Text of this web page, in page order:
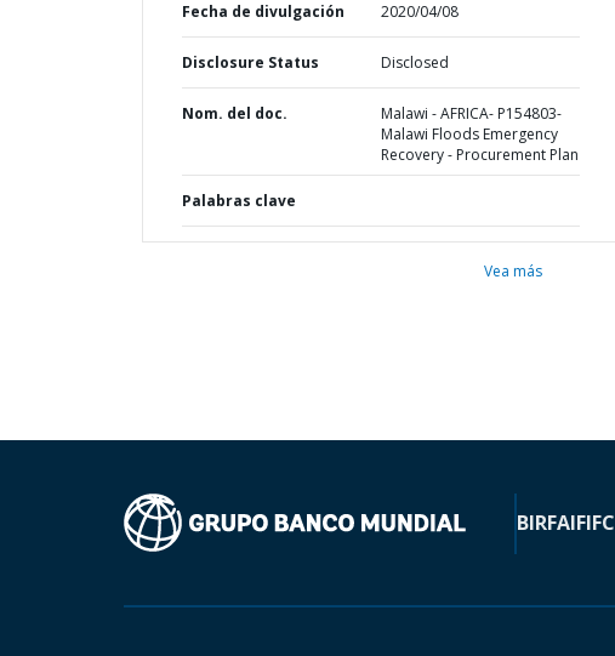
Fecha de divulgación 2020/04/08
Disclosure Status Disclosed
Nom. del doc.
Malawi - AFRICA- P154803-
Malawi Floods Emergency
Recovery - Procurement Plan
Palabras clave
Vea más
BIRFAIFIFC